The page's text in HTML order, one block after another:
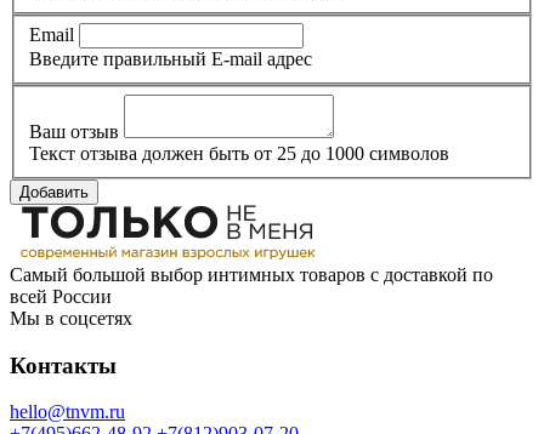
Email
Введите правильный E-mail адрес
Ваш отзыв
Текст отзыва должен быть от 25 до 1000 символов
Добавить
Самый большой выбор интимных товаров с доставкой по
всей России
Мы в соцсетях
Контакты
hello@tnvm.ru